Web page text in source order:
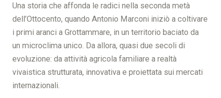
Una storia che affonda le radici nella seconda metà
dell’Ottocento, quando Antonio Marconi iniziò a coltivare
i primi aranci a Grottammare, in un territorio baciato da
un microclima unico. Da allora, quasi due secoli di
evoluzione: da attività agricola familiare a realtà
vivaistica strutturata, innovativa e proiettata sui mercati
internazionali.